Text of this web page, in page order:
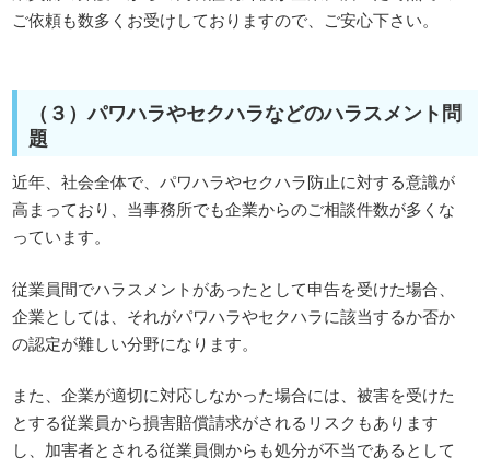
ご依頼も数多くお受けしておりますので、ご安心下さい。
（３）パワハラやセクハラなどのハラスメント問
題
近年、社会全体で、パワハラやセクハラ防止に対する意識が
高まっており、当事務所でも企業からのご相談件数が多くな
っています。
従業員間でハラスメントがあったとして申告を受けた場合、
企業としては、それがパワハラやセクハラに該当するか否か
の認定が難しい分野になります。
また、企業が適切に対応しなかった場合には、被害を受けた
とする従業員から損害賠償請求がされるリスクもあります
し、加害者とされる従業員側からも処分が不当であるとして